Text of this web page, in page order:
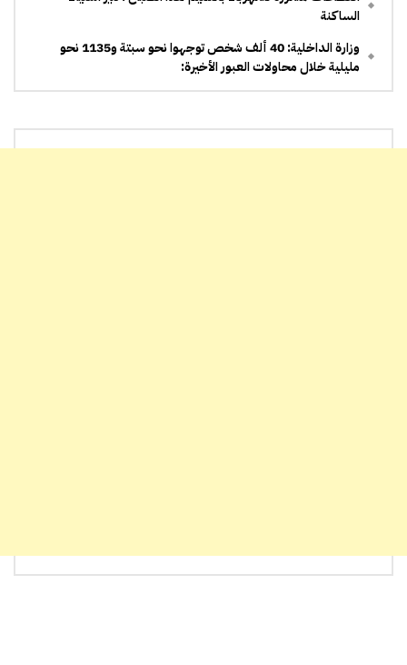
الساكنة
وزارة الداخلية: 40 ألف شخص توجهوا نحو سبتة و1135 نحو
مليلية خلال محاولات العبور الأخيرة: